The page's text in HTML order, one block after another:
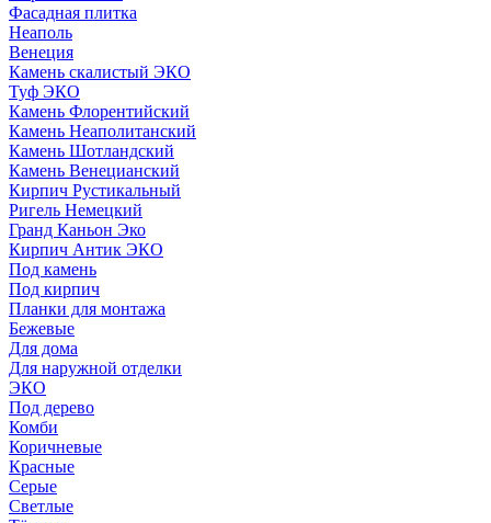
Фасадная плитка
Неаполь
Венеция
Камень скалистый ЭКО
Туф ЭКО
Камень Флорентийский
Камень Неаполитанский
Камень Шотландский
Камень Венецианский
Кирпич Рустикальный
Ригель Немецкий
Гранд Каньон Эко
Кирпич Антик ЭКО
Под камень
Под кирпич
Планки для монтажа
Бежевые
Для дома
Для наружной отделки
ЭКO
Под дерево
Комби
Коричневые
Красные
Серые
Светлые